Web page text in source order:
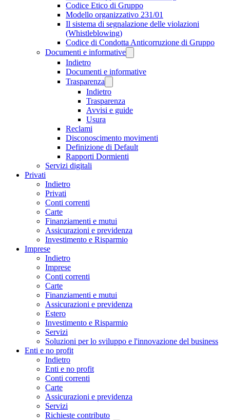
Codice Etico di Gruppo
Modello organizzativo 231/01
Il sistema di segnalazione delle violazioni
(Whistleblowing)
Codice di Condotta Anticorruzione di Gruppo
Documenti e informative
Indietro
Documenti e informative
Trasparenza
Indietro
Trasparenza
Avvisi e guide
Usura
Reclami
Disconoscimento movimenti
Definizione di Default
Rapporti Dormienti
Servizi digitali
Privati
Indietro
Privati
Conti correnti
Carte
Finanziamenti e mutui
Assicurazioni e previdenza
Investimento e Risparmio
Imprese
Indietro
Imprese
Conti correnti
Carte
Finanziamenti e mutui
Assicurazioni e previdenza
Estero
Investimento e Risparmio
Servizi
Soluzioni per lo sviluppo e l'innovazione del business
Enti e no profit
Indietro
Enti e no profit
Conti correnti
Carte
Assicurazioni e previdenza
Servizi
Richieste contributo